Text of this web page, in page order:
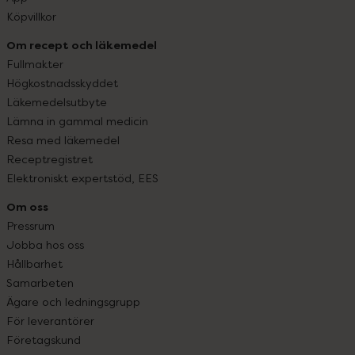
Köpvillkor
Om recept och läkemedel
Fullmakter
Högkostnadsskyddet
Läkemedelsutbyte
Lämna in gammal medicin
Resa med läkemedel
Receptregistret
Elektroniskt expertstöd, EES
Om oss
Pressrum
Jobba hos oss
Hållbarhet
Samarbeten
Ägare och ledningsgrupp
För leverantörer
Företagskund